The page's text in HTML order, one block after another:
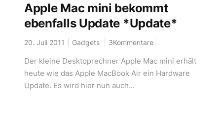
Apple Mac mini bekommt
ebenfalls Update *Update*
20. Juli 2011 Gadgets 3Kommentare
Der kleine Desktoprechner Apple Mac mini erhält
heute wie das Apple MacBook Air ein Hardware
Update. Es wird hier nun auch...